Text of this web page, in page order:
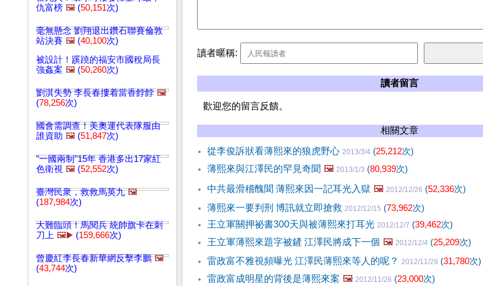
仇富榜 🖼️ (50,151次)
毫無懸念 劉翔退出鑽石聯賽倫敦
站決賽 🖼️ (40,100次)
被設計！蹊蹺的福安市國稅局長
強姦案 🖼️ (50,260次)
劉淇失勢 李長春摟着當香餑餑 🖼️
(78,256次)
國會需調查！美奧運代表隊服由
誰資助 🖼️ (51,847次)
"一國兩制"15年 香港多出17家紅
色衛視 🖼️ (52,552次)
臺灣民衆，救救馬英九 🖼️
(187,984次)
大難臨頭！馬閱兵 統帥旗卡在刺
刀上 🖼️▶️ (159,666次)
曾慶紅李長春新華網反擊李鵬 🖼️
(43,744次)
讀者暱稱:
讀者留言
歡迎您的留言反饋。
相關文章
從李俊訴狀看薄熙來的狼虎野心 2013/3/4 (25,212次)
薄熙來與江澤民的罕見奇聞 🖼️ 2013/1/3 (80,939次)
中共最滑稽醜聞 薄熙來因一記耳光入獄 🖼️ 2012/12/26 (52,336次)
薄熙來一要判刑 博訊就立即搶救 2012/12/15 (73,962次)
王立軍關押祕書300天與被薄熙來打耳光 2012/12/7 (39,462次)
王立軍薄熙來題字被鏟 江澤民將成下一個 🖼️ 2012/12/4 (25,209次)
雷政富不雅視頻曝光 江澤民薄熙來等人的呢？ 2012/11/29 (31,780次)
雷政富成明星的背後是薄熙來案 🖼️ 2012/11/26 (23,000次)